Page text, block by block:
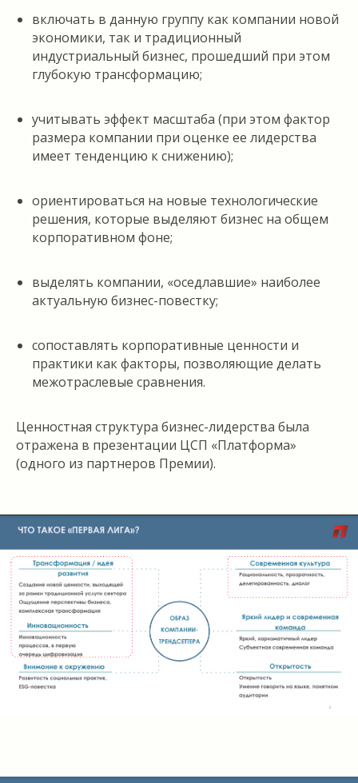
включать в данную группу как компании новой
экономики, так и традиционный
индустриальный бизнес, прошедший при этом
глубокую трансформацию;
учитывать эффект масштаба (при этом фактор
размера компании при оценке ее лидерства
имеет тенденцию к снижению);
ориентироваться на новые технологические
решения, которые выделяют бизнес на общем
корпоративном фоне;
выделять компании, «оседлавшие» наиболее
актуальную бизнес-повестку;
сопоставлять корпоративные ценности и
практики как факторы, позволяющие делать
межотраслевые сравнения.
Ценностная структура бизнес-лидерства была
отражена в презентации ЦСП «Платформа»
(одного из партнеров Премии).